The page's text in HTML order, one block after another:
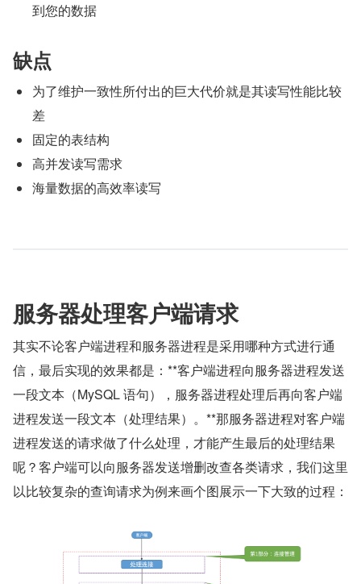
到您的数据
缺点
为了维护一致性所付出的巨大代价就是其读写性能比较
差
固定的表结构
高并发读写需求
海量数据的高效率读写
服务器处理客户端请求
其实不论客户端进程和服务器进程是采用哪种方式进行通
信，最后实现的效果都是：**客户端进程向服务器进程发送
一段文本（MySQL 语句），服务器进程处理后再向客户端
进程发送一段文本（处理结果）。**那服务器进程对客户端
进程发送的请求做了什么处理，才能产生最后的处理结果
呢？客户端可以向服务器发送增删改查各类请求，我们这里
以比较复杂的查询请求为例来画个图展示一下大致的过程：